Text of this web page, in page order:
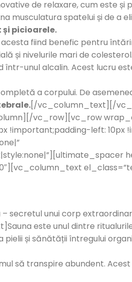
de relaxare, cum este și
musculatura spatelui și de a
picioarele.
fiind benefic pentru
și nivelurile mari de colesterol.
unul alcalin. Acest lucru
a corpului. De
[/vc_column_text][/
vc_row][vc_row
!important;padding-left:
unui corp
este unul dintre
și sănătății întregului
să transpire abundent.